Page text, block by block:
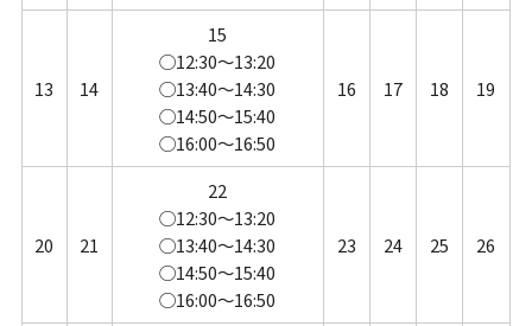
13 14
15
◯12:30～13:20
◯13:40～14:30
◯14:50～15:40
◯16:00～16:50
16 17 18 19
20 21
22
◯12:30～13:20
◯13:40～14:30
◯14:50～15:40
◯16:00～16:50
23 24 25 26